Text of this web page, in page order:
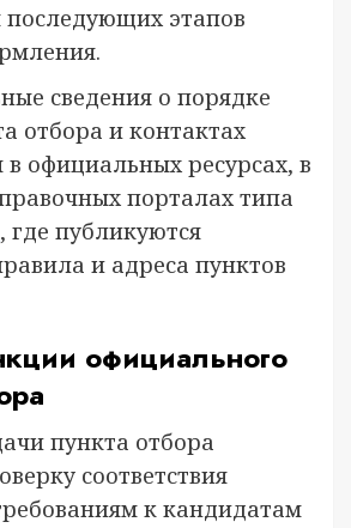
этапов
сведения о порядке
отбора и контактах
официальных ресурсах, в
порталах типа
, где публикуются
и адреса пунктов
официального
пункта отбора
соответствия
к кандидатам